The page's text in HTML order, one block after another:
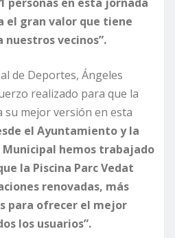
el gran valor que tiene
vecinos”.
de Deportes, Ángeles
realizado para que la
mejor versión en esta
el Ayuntamiento y la
Municipal hemos trabajado
la Piscina Parc Vedat
renovadas, más
para ofrecer el mejor
los usuarios”.